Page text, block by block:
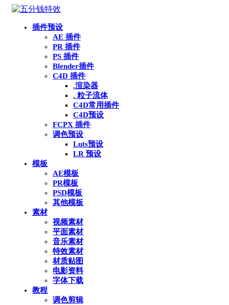
插件预设
AE 插件
PR 插件
PS 插件
Blender插件
C4D 插件
.渲染器
. 粒子流体
C4D常用插件
C4D预设
FCPX 插件
调色预设
Luts预设
LR 预设
模板
AE模板
PR模板
PSD模板
其他模板
素材
视频素材
平面素材
音乐素材
特效素材
材质贴图
电影资料
字体下载
教程
调色剪辑